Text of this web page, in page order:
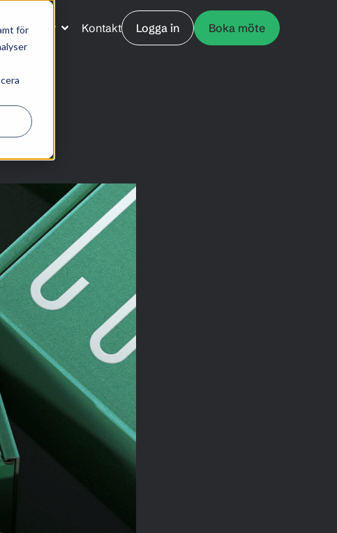
förPriser Kontakt Logga in Boka möte